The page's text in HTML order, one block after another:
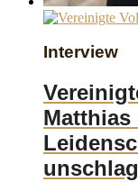
Interview
Matthias